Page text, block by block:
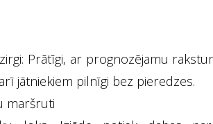
zirgi: Prātīgi, ar prognozējamu
jātniekiem pilnīgi bez pieredzes.
maršruti